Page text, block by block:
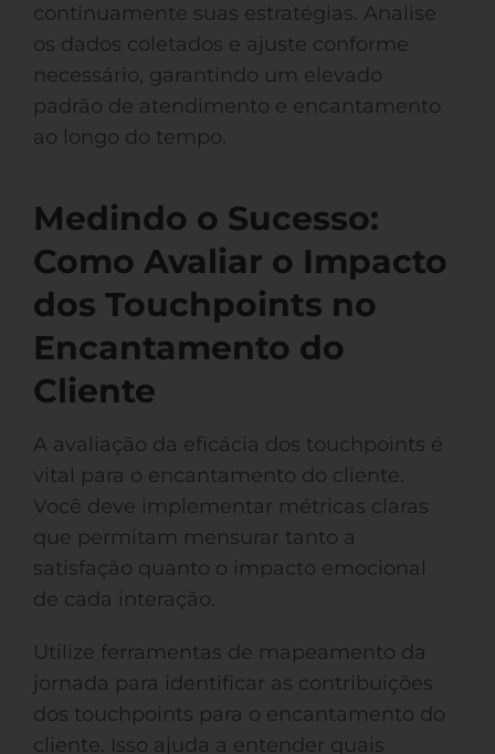
continuamente suas estratégias. Analise
os dados coletados e ajuste conforme
necessário, garantindo um elevado
padrão de atendimento e encantamento
ao longo do tempo.
Medindo o Sucesso:
Como Avaliar o Impacto
dos Touchpoints no
Encantamento do
Cliente
A avaliação da eficácia dos touchpoints é
vital para o encantamento do cliente.
Você deve implementar métricas claras
que permitam mensurar tanto a
satisfação quanto o impacto emocional
de cada interação.
Utilize ferramentas de mapeamento da
jornada para identificar as contribuições
dos touchpoints para o encantamento do
cliente. Isso ajuda a entender quais